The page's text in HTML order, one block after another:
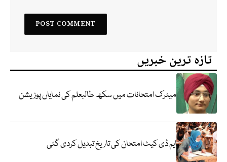
تازہ ترین خبریں
میٹرک امتحانات میں سکھ طالبعلم کی نمایاں پوزیشن
ایم ڈی کیٹ امتحان کی تاریخ تبدیل کردی گئی